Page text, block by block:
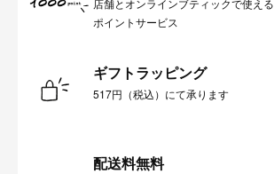
ポイントサービス
ギフトラッピング
517円（税込）にて承ります
配送料無料